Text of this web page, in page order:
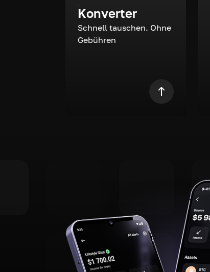
Konverter
Schnell tauschen. Ohne
Gebühren